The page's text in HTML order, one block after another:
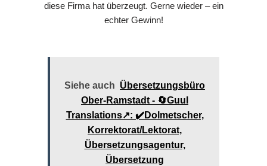
diese Firma hat überzeugt. Gerne wieder – ein
echter Gewinn!
Siehe auch Übersetzungsbüro
Ober-Ramstadt - 🔄Guul
Translations↗️: ✔️Dolmetscher,
Korrektorat/Lektorat,
Übersetzungsagentur,
Übersetzung